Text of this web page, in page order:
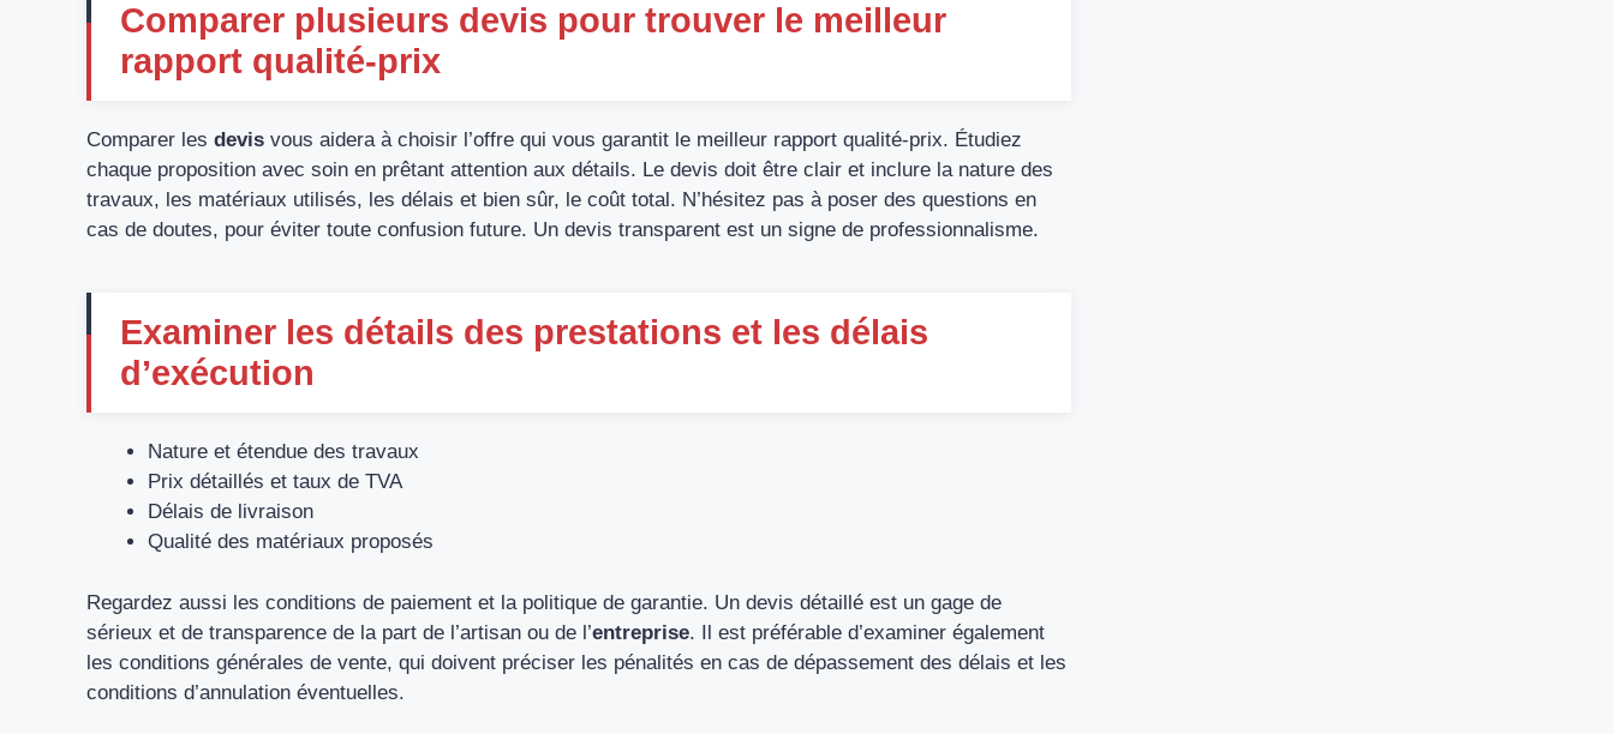
Comparer plusieurs devis pour trouver le meilleur
rapport qualité-prix
Comparer les devis vous aidera à choisir l’offre qui vous garantit le meilleur rapport qualité-prix. Étudiez
chaque proposition avec soin en prêtant attention aux détails. Le devis doit être clair et inclure la nature des
travaux, les matériaux utilisés, les délais et bien sûr, le coût total. N’hésitez pas à poser des questions en
cas de doutes, pour éviter toute confusion future. Un devis transparent est un signe de professionnalisme.
Examiner les détails des prestations et les délais
d’exécution
Nature et étendue des travaux
Prix détaillés et taux de TVA
Délais de livraison
Qualité des matériaux proposés
Regardez aussi les conditions de paiement et la politique de garantie. Un devis détaillé est un gage de
sérieux et de transparence de la part de l’artisan ou de l’entreprise. Il est préférable d’examiner également
les conditions générales de vente, qui doivent préciser les pénalités en cas de dépassement des délais et les
conditions d’annulation éventuelles.